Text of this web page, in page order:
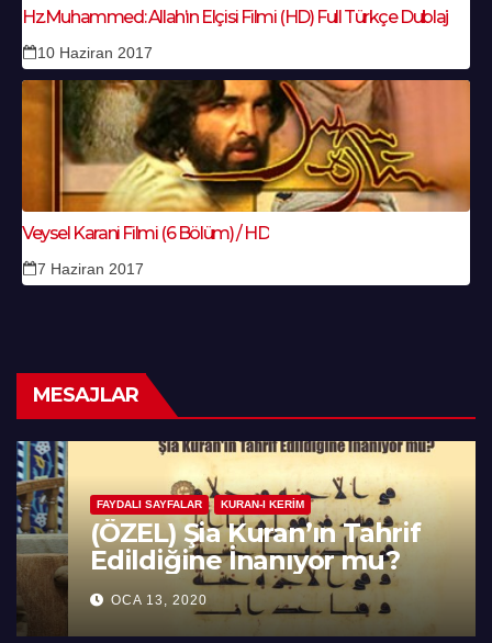
Hz.Muhammed: Allah’ın Elçisi Filmi (HD) Full Türkçe Dublaj
10 Haziran 2017
Veysel Karani Filmi (6 Bölüm) / HD
7 Haziran 2017
MESAJLAR
FAYDALI SAYFALAR KURAN-I KERIM
(ÖZEL) Şia Kuran’ın Tahrif
Edildiğine İnanıyor mu?
OCA 13, 2020